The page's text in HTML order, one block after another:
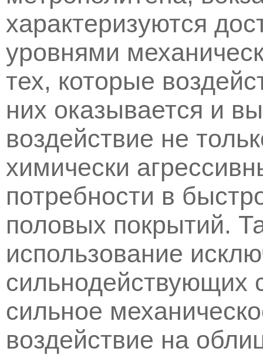
характеризуются
уровнями
тех, которые
них оказывается и
воздействие не
химически
потребности в
половых покрытий.
использование
сильнодействующих
сильное
воздействие на